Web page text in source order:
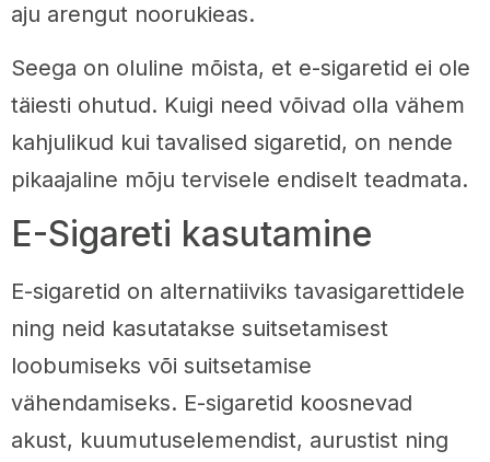
aju arengut noorukieas.
Seega on oluline mõista, et e-sigaretid ei ole
täiesti ohutud. Kuigi need võivad olla vähem
kahjulikud kui tavalised sigaretid, on nende
pikaajaline mõju tervisele endiselt teadmata.
E-Sigareti kasutamine
E-sigaretid on alternatiiviks tavasigarettidele
ning neid kasutatakse suitsetamisest
loobumiseks või suitsetamise
vähendamiseks. E-sigaretid koosnevad
akust, kuumutuselemendist, aurustist ning